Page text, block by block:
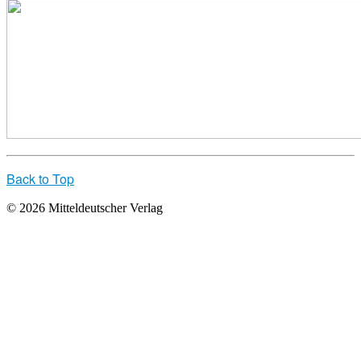
Back to Top
© 2026 Mitteldeutscher Verlag